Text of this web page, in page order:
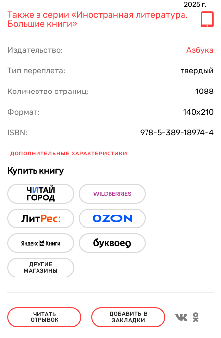
2025 г.
Также в серии «Иностранная литература.
Большие книги»
Издательство: Азбука
Тип переплета: твердый
Количество страниц: 1088
Формат: 140х210
ISBN: 978-5-389-18974-4
ДОПОЛНИТЕЛЬНЫЕ ХАРАКТЕРИСТИКИ
Купить книгу
ДРУГИЕ
МАГАЗИНЫ
ЧИТАТЬ
ОТРЫВОК
ДОБАВИТЬ В
ЗАКЛАДКИ